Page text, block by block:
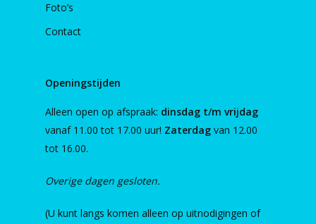
Foto’s
Contact
Openingstijden
Alleen open op afspraak: dinsdag t/m vrijdag
vanaf 11.00 tot 17.00 uur! Zaterdag van 12.00
tot 16.00.
Overige dagen gesloten.
(U kunt langs komen alleen op uitnodigingen of